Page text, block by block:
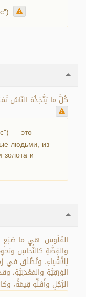
كُلُّ ما يَتَّخِذُهُ النّاسُ
— это
людьми, из
и
الفُلُوس: هي ما صُنِعِ
والفِضَّةِ كالنُّحاسِ
لِلأَشْياءِ، وتُطْلَق في
الوَرَقِيَّةِ
الرَّجُلِ وأَقَلِّهِ قِيمَةً،